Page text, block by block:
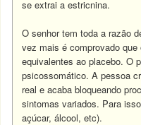
se extrai a estricnina.
O senhor tem toda a razão
vez mais é comprovado
equivalentes ao placebo.O
psicossomático. A pessoa
real e acaba bloqueando
sintomas variados. Para
açúcar, álcool, etc).